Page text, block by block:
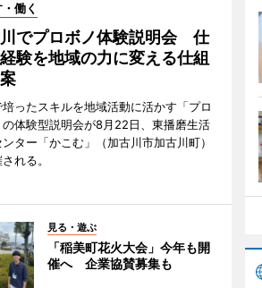
働く
でプロボノ体験説明会 仕
験を地域の力に変える仕組
ったスキルを地域活動に活かす「プロ
の体験型説明会が8月22日、東播磨生活
ター「かこむ」（加古川市加古川町）
れる。
見る・遊ぶ
「稲美町花火大会」今年も開
催へ 企業協賛募集も